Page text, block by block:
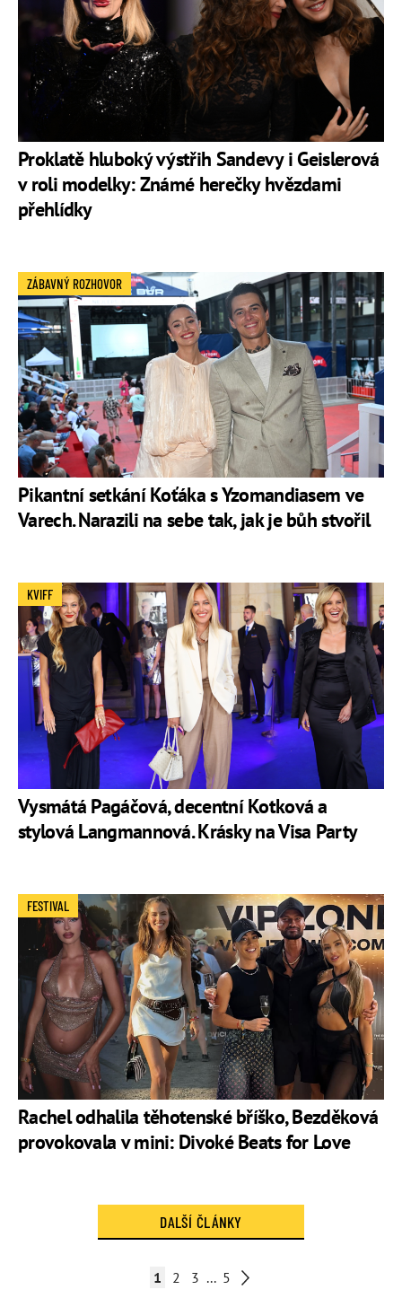
Proklatě hluboký výstřih Sandevy i Geislerová
v roli modelky: Známé herečky hvězdami
přehlídky
Pikantní setkání Koťáka s Yzomandiasem ve
Varech. Narazili na sebe tak, jak je bůh stvořil
ZÁBAVNÝ ROZHOVOR
Vysmátá Pagáčová, decentní Kotková a
stylová Langmannová. Krásky na Visa Party
KVIFF
Rachel odhalila těhotenské bříško, Bezděková
provokovala v mini: Divoké Beats for Love
FESTIVAL
DALŠÍ ČLÁNKY
1 2 3 ... 5